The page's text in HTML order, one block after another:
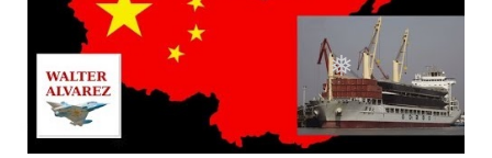
❅
❅
❅